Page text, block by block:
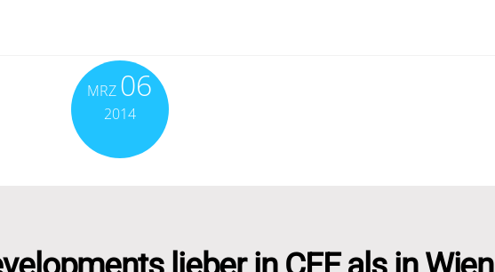
MRZ 06
2014